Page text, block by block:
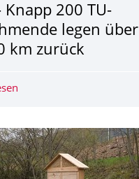
an der TU Dresden
Knapp 200 TU-
legen über
km zurück